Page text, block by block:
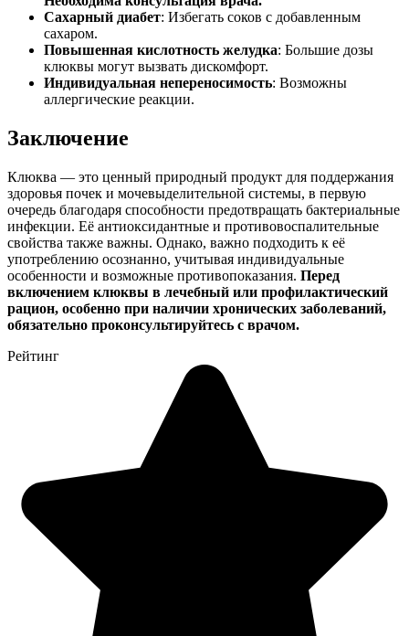
Сахарный диабет: Избегать соков с добавленным
сахаром.
Повышенная кислотность желудка: Большие дозы
клюквы могут вызвать дискомфорт.
Индивидуальная непереносимость: Возможны
аллергические реакции.
Заключение
Клюква — это ценный природный продукт для поддержания
здоровья почек и мочевыделительной системы, в первую
очередь благодаря способности предотвращать бактериальные
инфекции. Её антиоксидантные и противовоспалительные
свойства также важны. Однако, важно подходить к её
употреблению осознанно, учитывая индивидуальные
особенности и возможные противопоказания. Перед
включением клюквы в лечебный или профилактический
рацион, особенно при наличии хронических заболеваний,
обязательно проконсультируйтесь с врачом.
Рейтинг